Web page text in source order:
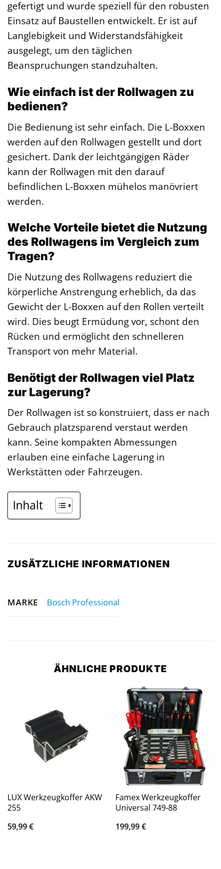
gefertigt und wurde speziell für den robusten
Einsatz auf Baustellen entwickelt. Er ist auf
Langlebigkeit und Widerstandsfähigkeit
ausgelegt, um den täglichen
Beanspruchungen standzuhalten.
Wie einfach ist der Rollwagen zu
bedienen?
Die Bedienung ist sehr einfach. Die L-Boxxen
werden auf den Rollwagen gestellt und dort
gesichert. Dank der leichtgängigen Räder
kann der Rollwagen mit den darauf
befindlichen L-Boxxen mühelos manövriert
werden.
Welche Vorteile bietet die Nutzung
des Rollwagens im Vergleich zum
Tragen?
Die Nutzung des Rollwagens reduziert die
körperliche Anstrengung erheblich, da das
Gewicht der L-Boxxen auf den Rollen verteilt
wird. Dies beugt Ermüdung vor, schont den
Rücken und ermöglicht den schnelleren
Transport von mehr Material.
Benötigt der Rollwagen viel Platz
zur Lagerung?
Der Rollwagen ist so konstruiert, dass er nach
Gebrauch platzsparend verstaut werden
kann. Seine kompakten Abmessungen
erlauben eine einfache Lagerung in
Werkstätten oder Fahrzeugen.
Inhalt
ZUSÄTZLICHE INFORMATIONEN
MARKE Bosch Professional
ÄHNLICHE PRODUKTE
LUX Werkzeugkoffer AKW
255
59,99€
Famex Werkzeugkoffer
Universal 749-88
199,99€